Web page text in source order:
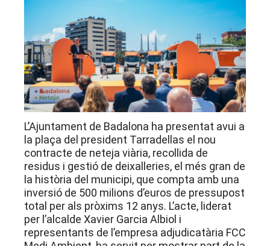
L’Ajuntament de Badalona ha presentat avui a
la plaça del president Tarradellas el nou
contracte de neteja viària, recollida de
residus i gestió de deixalleries, el més gran de
la història del municipi, que compta amb una
inversió de 500 milions d’euros de pressupost
total per als pròxims 12 anys. L’acte, liderat
per l’alcalde Xavier Garcia Albiol i
representants de l’empresa adjudicatària FCC